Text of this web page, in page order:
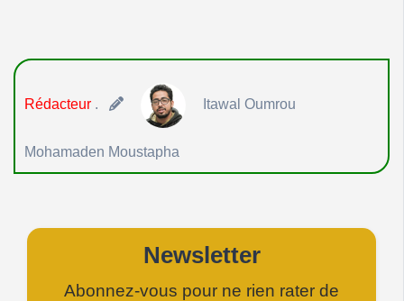
Rédacteur . Itawal Oumrou
Mohamaden Moustapha
Newsletter
Abonnez-vous pour ne rien rater de